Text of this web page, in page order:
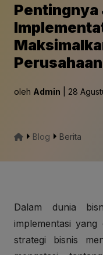
Pentingnya
oleh Admin | 28
Blog Berita
Dalam dunia
implementasi
strategi bisnis